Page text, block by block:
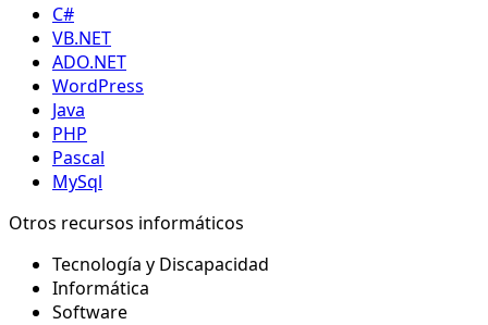
C#
VB.NET
ADO.NET
WordPress
Java
PHP
Pascal
MySql
Otros recursos informáticos
Tecnología y Discapacidad
Informática
Software